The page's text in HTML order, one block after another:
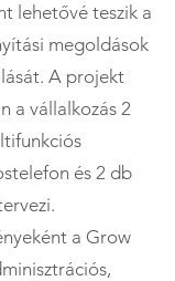
lehetővé teszik a
megoldások
A projekt
a vállalkozás 2
és 2 db
a Grow